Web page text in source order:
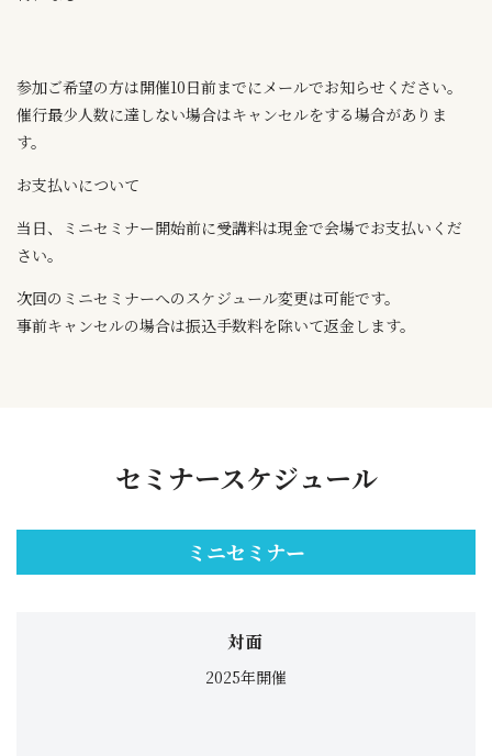
参加ご希望の方は開催10日前までにメールでお知らせください。
催行最少人数に達しない場合はキャンセルをする場合がありま
す。
お支払いについて
当日、ミニセミナー開始前に受講料は現金で会場でお支払いくだ
さい。
次回のミニセミナーへのスケジュール変更は可能です。
事前キャンセルの場合は振込手数料を除いて返金します。
セミナースケジュール
ミニセミナー
対面
2025年開催